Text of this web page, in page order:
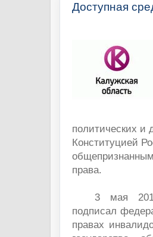
Доступная
политических и
Конституцией
права.
3 мая
подписал
правах